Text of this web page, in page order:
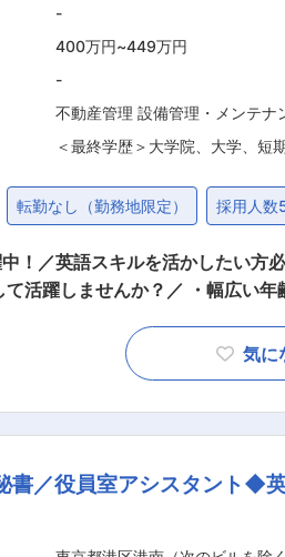
-
400万円~449万円
-
不動産管理 設備管理・メンテナ
＜最終学歴＞大学院、大学、短
転勤なし（勤務地限定） 採用人数
英語スキルを活かしたい方必見！転
て活躍しませんか？／ ・幅広い
ズ株式会社が管理する高級マン
内のマンションです。将来的には、
理用備品の管理 ・利害関係人に対
での機器不具合等の一次確認および
気に
書／役員室アシスタント◆